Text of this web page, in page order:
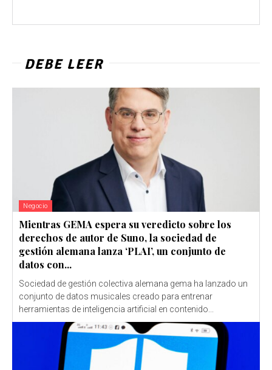
DEBE LEER
Negocio
Mientras GEMA espera su veredicto sobre los
derechos de autor de Suno, la sociedad de
gestión alemana lanza ‘PLAI’, un conjunto de
datos con...
Sociedad de gestión colectiva alemana gema ha lanzado un
conjunto de datos musicales creado para entrenar
herramientas de inteligencia artificial en contenido...